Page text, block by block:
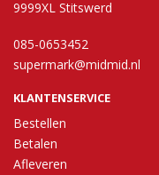
9999XL Stitswerd
085-0653452
supermark@midmid.nl
KLANTENSERVICE
Bestellen
Betalen
Afleveren